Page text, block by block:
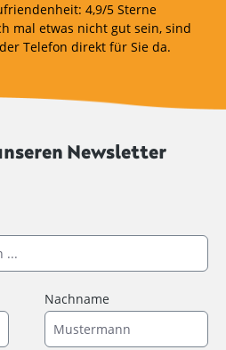
4,9/5 Sterne
mal etwas nicht gut sein, sind
Telefon direkt für Sie da.
Newsletter
Nachname